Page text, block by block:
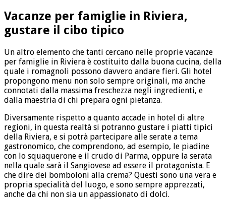
Vacanze per famiglie in Riviera,
gustare il cibo tipico
Un altro elemento che tanti cercano nelle proprie vacanze
per famiglie in Riviera è costituito dalla buona cucina, della
quale i romagnoli possono davvero andare fieri. Gli hotel
propongono menu non solo sempre originali, ma anche
connotati dalla massima freschezza negli ingredienti, e
dalla maestria di chi prepara ogni pietanza.
Diversamente rispetto a quanto accade in hotel di altre
regioni, in questa realtà si potranno gustare i piatti tipici
della Riviera, e si potrà partecipare alle serate a tema
gastronomico, che comprendono, ad esempio, le piadine
con lo squaquerone e il crudo di Parma, oppure la serata
nella quale sarà il Sangiovese ad essere il protagonista. E
che dire dei bomboloni alla crema? Questi sono una vera e
propria specialità del luogo, e sono sempre apprezzati,
anche da chi non sia un appassionato di dolci.